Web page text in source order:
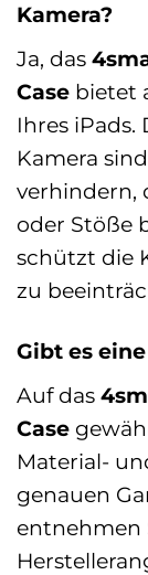
Kamera?
Ja, das
Case bietet
Ihres
Kamera
verhindern,
oder Stöße
schützt die
zu
Gibt es
Auf das
Case
Material-
genauen
entnehmen